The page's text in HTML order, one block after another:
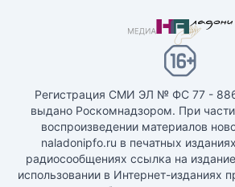
Регистрация СМИ ЭЛ № ФС 77 -
выдано Роскомнадзором. При
воспроизведении материалов
naladonipfo.ru в печатных
радиосообщениях ссылка на
использовании в Интернет-изданиях